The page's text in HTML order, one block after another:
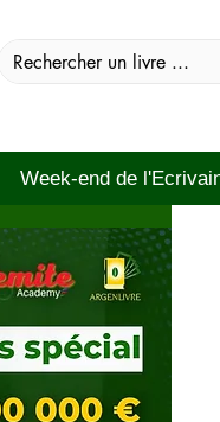
Week-end de